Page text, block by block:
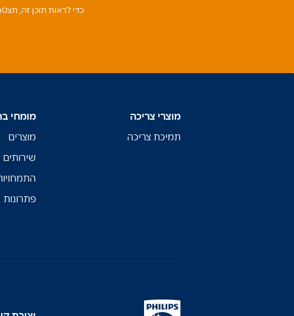
כדי לראות תוכן זה,
מוצרי צריכה
תמיכת צריכה
מומחי
מוצרים
שירותים
פתרונות